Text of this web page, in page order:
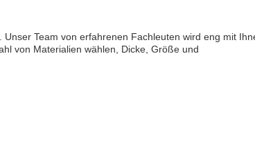
Team von erfahrenen Fachleuten wird eng mit
von Materialien wählen, Dicke, Größe und